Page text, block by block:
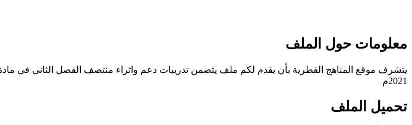
معلومات حول الملف
يتشرف موقع المناهج القطرية بأن يقدم لكم ملف يتضمن تدريبات دعم واثراء منتصف الفصل الثاني في مادة
2021م
تحميل الملف